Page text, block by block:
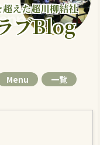
えた超川柳結社
Blog
ブBlog
Menu 一覧